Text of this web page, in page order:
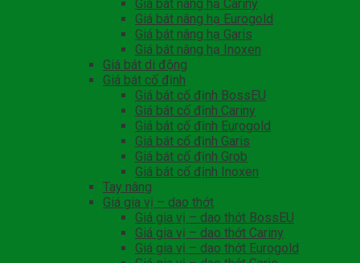
Giá bát nâng hạ Cariny
Giá bát nâng hạ Eurogold
Giá bát nâng hạ Garis
Giá bát nâng hạ Inoxen
Giá bát di động
Giá bát cố định
Giá bát cố định BossEU
Giá bát cố định Cariny
Giá bát cố định Eurogold
Giá bát cố định Garis
Giá bát cố định Grob
Giá bát cố định Inoxen
Tay nâng
Giá gia vị – dao thớt
Giá gia vị – dao thớt BossEU
Giá gia vị – dao thớt Cariny
Giá gia vị – dao thớt Eurogold